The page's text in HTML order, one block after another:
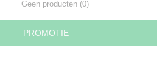
Geen producten (0)
PROMOTIE